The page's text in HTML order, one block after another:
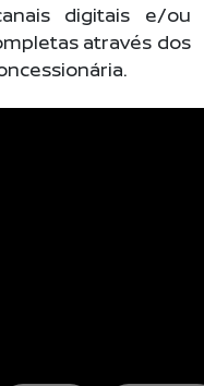
digitais e/ou
através dos